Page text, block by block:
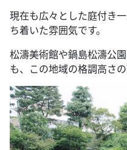
現在も広々とした庭付き
ち着いた雰囲気です。
松濤美術館や鍋島松濤公
も、この地域の格調高さ